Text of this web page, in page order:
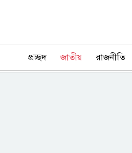
প্রচ্ছদ জাতীয় রাজনীতি